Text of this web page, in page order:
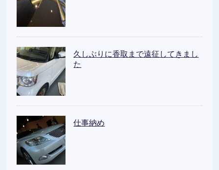
久しぶりに香取まで遠征してきまし
た
仕事納め